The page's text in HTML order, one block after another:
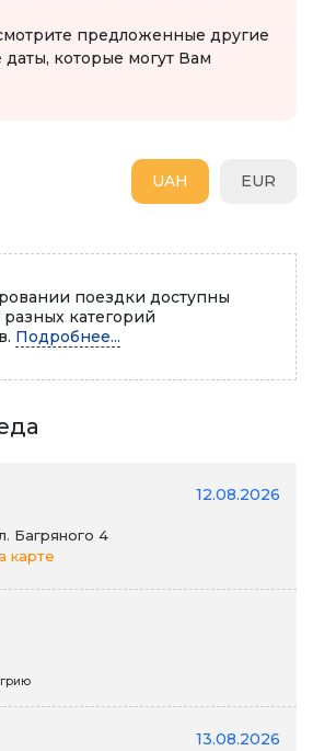
предложенные другие
даты, которые могут Вам
EUR
UAH
поездки доступны
категорий
Подробнее...
12.08.2026
Багряного 4
карте
13.08.2026